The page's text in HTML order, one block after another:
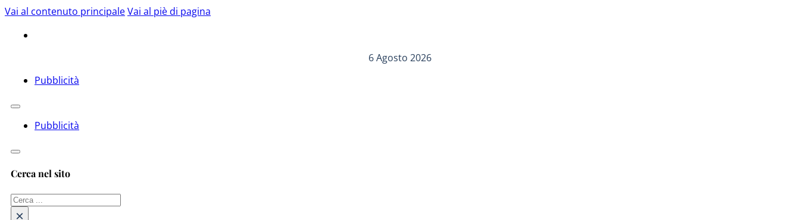
Vai al contenuto principaleVai al piè di pagina
6 Agosto 2026
Pubblicità
Pubblicità
Cerca nel sito
Cerca
×